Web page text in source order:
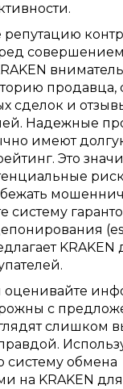
продавца,
сделок и
Надежные
имеют
Это
систему
KRAKEN
оценивайте
с
слишком
систему обмена
на KRAKEN для